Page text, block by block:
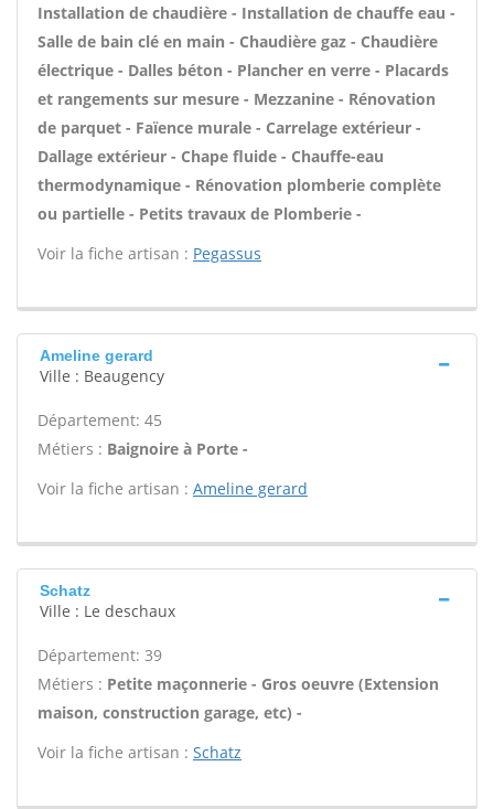
Installation de chaudière - Installation de chauffe eau -
Salle de bain clé en main - Chaudière gaz - Chaudière
électrique - Dalles béton - Plancher en verre - Placards
et rangements sur mesure - Mezzanine - Rénovation
de parquet - Faïence murale - Carrelage extérieur -
Dallage extérieur - Chape fluide - Chauffe-eau
thermodynamique - Rénovation plomberie complète
ou partielle - Petits travaux de Plomberie -
Voir la fiche artisan : Pegassus
Ameline gerard
Ville : Beaugency
Département: 45
Métiers : Baignoire à Porte -
Voir la fiche artisan : Ameline gerard
Schatz
Ville : Le deschaux
Département: 39
Métiers : Petite maçonnerie - Gros oeuvre (Extension
maison, construction garage, etc) -
Voir la fiche artisan : Schatz